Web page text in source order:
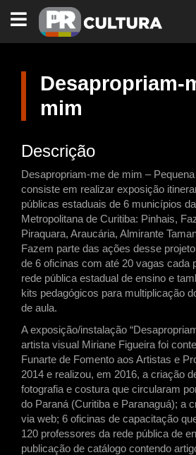
PARANÁ
CULTURA
Desapropriam-
mim
Descrição
Desapropriam-me de mim –
consiste em realizar exposição
públicas estaduais de 6 municípios
Metropolitana de Curitiba: Pinhais,
Piraquara, Araucária, Almirante
Fazem parte das ações desse
de 6 oficinas com até 20 vagas cada
rede pública estadual de ensino e
kits pedagógicos para multiplicação
de aula.
A exposição/instalação
artista visual Miriane Figueira foi
Funarte de Fomento aos Artistas e
2014 e realizou, em 2016, a criação
fotografia e costura que circularam
do Paraná (Curitiba e Paranaguá); a
via web; 6 oficinas de capacitação
120 professores da rede pública de
publicação de catálogo contendo